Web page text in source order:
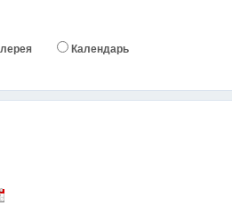
Календарь